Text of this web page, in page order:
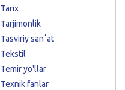
Tarix
Tarjimonlik
Tasviriy sanʼat
Tekstil
Temir yo'llar
Texnik fanlar